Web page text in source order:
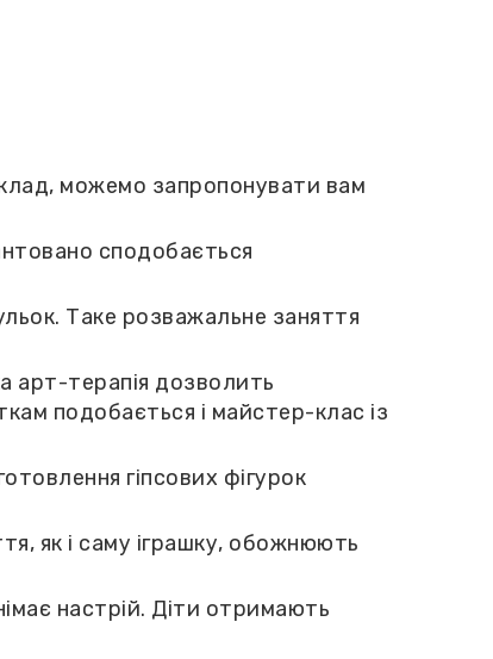
можемо запропонувати вам
сподобається
Таке розважальне заняття
арт-терапія дозволить
подобається і майстер-клас із
гіпсових фігурок
як і саму іграшку, обожнюють
настрій. Діти отримають